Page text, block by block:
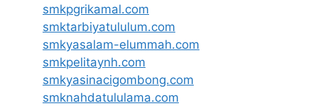
smkpgrikamal.com
smktarbiyatululum.com
smkyasalam-elummah.com
smkpelitaynh.com
smkyasinacigombong.com
smknahdatululama.com